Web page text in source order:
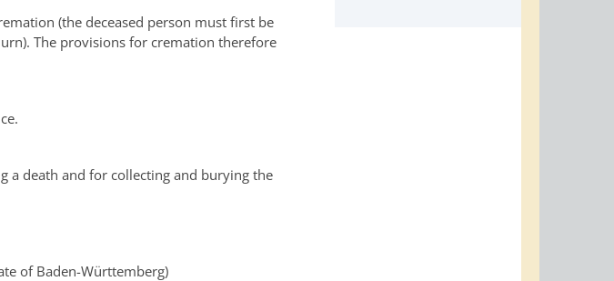
(the deceased person must first be
The provisions for cremation therefore
a death and for collecting and burying the
of Baden-Württemberg)